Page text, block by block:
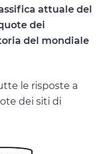
attuale del
dei
del mondiale
le risposte a
dei siti di